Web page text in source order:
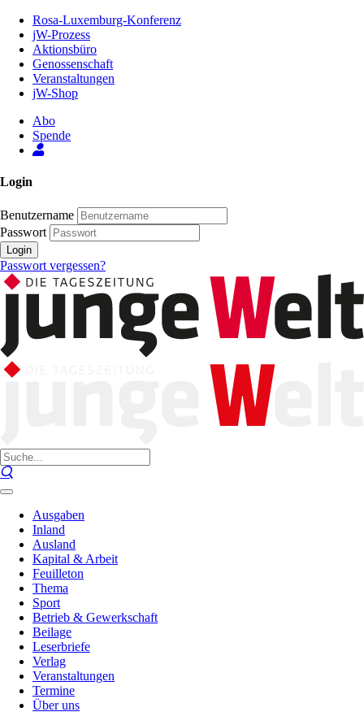
Inhalt
Seite
Rosa-Luxemburg-Konferenz
jW-Prozess
Aktionsbüro
Genossenschaft
Veranstaltungen
jW-Shop
Abo
Spende
Login
Benutzername
Passwort
Login
Passwort vergessen?
Ausgaben
Inland
Ausland
Kapital & Arbeit
Feuilleton
Thema
Sport
Betrieb & Gewerkschaft
Beilage
Leserbriefe
Verlag
Veranstaltungen
Termine
Über uns